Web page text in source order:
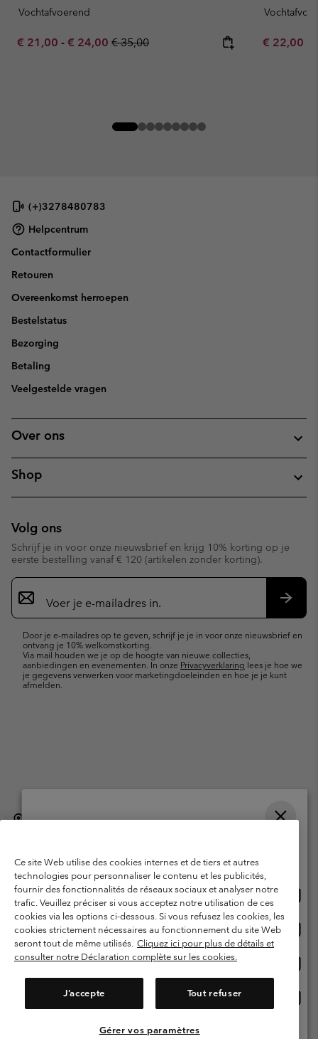
Vochtafvoerend
Minimum sale price:
€ 21,00 - Maximum sale price:
€ 24,00 Regular price:
€ 35,00 Minimum
€ 22,00
(+)3278480783
Helpcentrum
Contactformulier
Retouren
Overeenkomst herroepen
Bestelstatus
Bezorging
Betaling
Veelgestelde vragen
Over ons
Shop
Volg ons
Schrijf je in voor onze nieuwsbrief en krijg 10% korting op je
eerste bestelling vanaf € 120 (artikelen zonder korting).
Aanmelden
voor
e-
Door je e-mailadres op te geven, schrijf je je in voor onze nieuwsbrief en
ontvang je 10% welkomstkorting.
Via mail houden we je op de hoogte van nieuwe collecties,
aanbiedingen en evenementen. In onze Privacyverklaring lees je hoe we
je gegevens verwerken voor marketingdoeleinden en hoe je je kunt
afmelden.
België (Nederlands) | English ›| français ›
Gebruiksvoorwaarden
Verkoopvoorwaarden
Garantie
Privacybeleid
Gebruiksvoorwaarden voor lidmaatschap
Voorwaarden voor door gebruikers gegenereerde inhoud
Impressum
Cookies
Helpcentrum: Maan-Vrij. 9:00 - 13:00 & 14:00- 18:00
Ce site Web utilise des cookies internes et de tiers et autres
technologies pour personnaliser le contenu et les publicités,
fournir des fonctionnalités de réseaux sociaux et analyser notre
trafic. Veuillez préciser si vous acceptez notre utilisation de ces
cookies via les options ci-dessous. Si vous refusez les cookies, les
cookies strictement nécessaires au fonctionnement du site Web
seront tout de même utilisés. Cliquez ici pour plus de détails et
consulter notre Déclaration complète sur les cookies.
J’accepte Tout refuser
Gérer vos paramètres
Online shoppen beschikbaar
United States
Belgium-English
Belgium-Français
Belgium-Dutch